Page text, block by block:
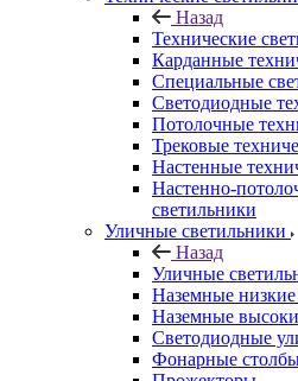
Назад
Технические
Карданные
Специальные
Светодиодные
Потолочные
Трековые
Настенные
Настенно-
светильники
Уличные светильники
Назад
Уличные
Наземные
Наземные
Светодиодные
Фонарные